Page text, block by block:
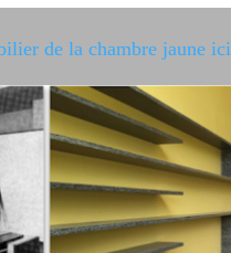
de la chambre jaune ici